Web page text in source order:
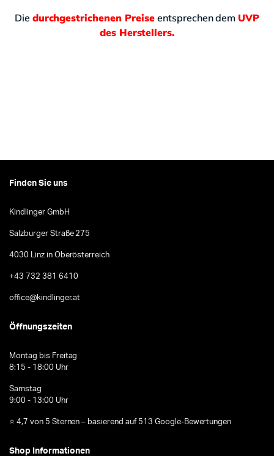
Die durchgestrichenen Preiseentsprechen dem UVP
des Herstellers.
Finden Sie uns
Kindlinger GmbH
Salzburger Straße 275
4030 Linz in Oberösterreich
+43 732 381 6410
office@kindlinger.at
Öffnungszeiten
Montag bis Freitag
8:15 - 18:00 Uhr
Samstag
9:00 - 13:00 Uhr
⭐ 4,7 von 5 Sternen – basierend auf 513 Google-Bewertungen
Shop Informationen